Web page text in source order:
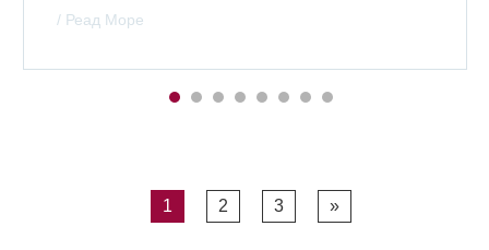
/ Реад Море
1 2 3 »